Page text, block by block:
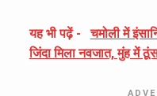
यह भी पढ़ें -
चमोली में
जिंदा मिला नवजात, मुंह में